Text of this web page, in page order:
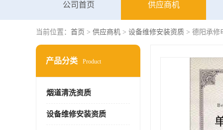
公司首页 供应商机
当前位置： 首页 > 供应商机 > 设备维修安装资质 > 德阳承修
产品分类 Product
烟道清洗资质
设备维修安装资质